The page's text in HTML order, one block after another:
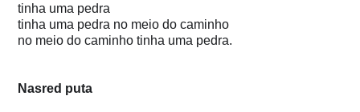
tinha uma pedra
tinha uma pedra no meio do caminho
no meio do caminho tinha uma pedra.